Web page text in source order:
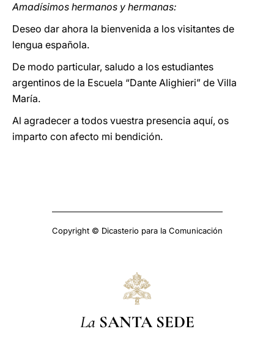
Amadísimos hermanos y hermanas:
Deseo dar ahora la bienvenida a los visitantes de
lengua española.
De modo particular, saludo a los estudiantes
argentinos de la Escuela “Dante Alighieri” de Villa
María.
Al agradecer a todos vuestra presencia aquí, os
imparto con afecto mi bendición.
Copyright © Dicasterio para la Comunicación
La SANTA SEDE